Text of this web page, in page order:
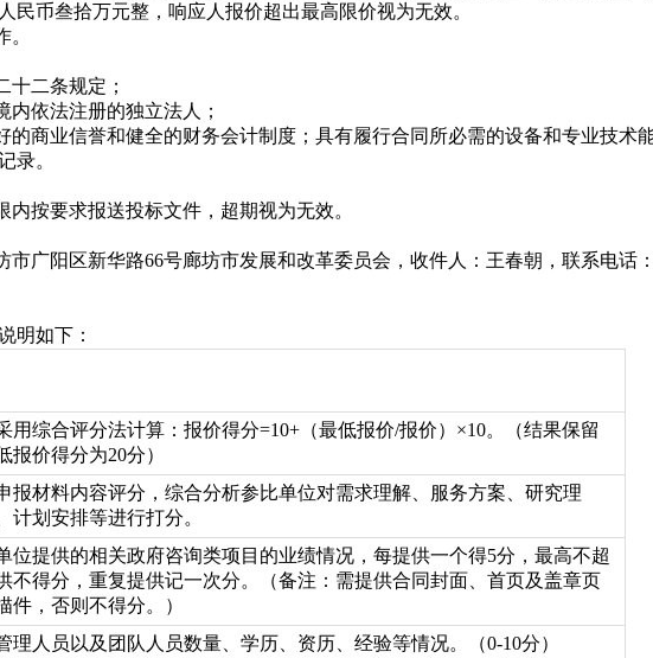
民币叁拾万元整，响应人报价超出最高限价视为无效。
十二条规定；
依法注册的独立法人；
的商业信誉和健全的财务会计制度；具有履行合同所必需的设备和专业技
录。
按要求报送投标文件，超期视为无效。
广阳区新华路66号廊坊市发展和改革委员会，收件人：王春朝，联系电话
明如下：
用综合评分法计算：报价得分=10+（最低报价/报价）×10。（结果保留
报价得分为20分）
报材料内容评分，综合分析参比单位对需求理解、服务方案、研究理
计划安排等进行打分。
位提供的相关政府咨询类项目的业绩情况，每提供一个得5分，最高不超
不得分，重复提供记一次分。（备注：需提供合同封面、首页及盖章页
件，否则不得分。）
理人员以及团队人员数量、学历、资历、经验等情况。（0-10分）